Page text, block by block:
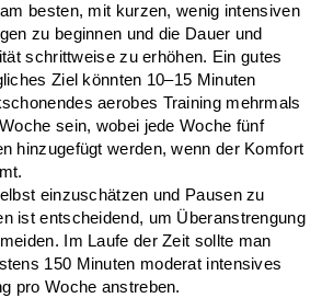
besten, mit kurzen, wenig intensiven
zu beginnen und die Dauer und
schrittweise zu erhöhen. Ein gutes
Ziel könnten 10–15 Minuten
aerobes Training mehrmals
sein, wobei jede Woche fünf
hinzugefügt werden, wenn der Komfort
einzuschätzen und Pausen zu
ist entscheidend, um Überanstrengung
Im Laufe der Zeit sollte man
150 Minuten moderat intensives
pro Woche anstreben.